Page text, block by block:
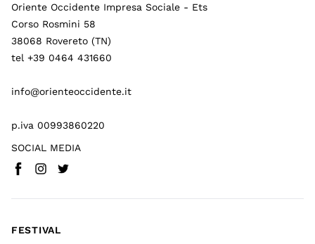
Oriente Occidente Impresa Sociale - Ets
Corso Rosmini 58
38068 Rovereto (TN)
tel +39 0464 431660
info@orienteoccidente.it
p.iva 00993860220
SOCIAL MEDIA
Facebook(
Instagram
Twitter
FESTIVAL